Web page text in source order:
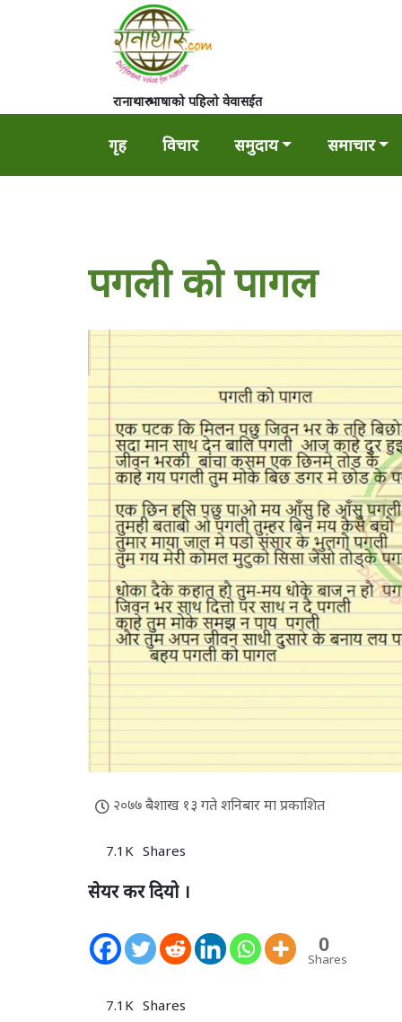
रानाथारु भाषाको पहिलो वेवासईत
गृह विचार समुदाय समाचार
पगली काे पागल
२०७७ बैशाख १३ गते शनिबार मा प्रकाशित
7.1K Shares
सेयर कर दियो ।
0
Shares
7.1K Shares